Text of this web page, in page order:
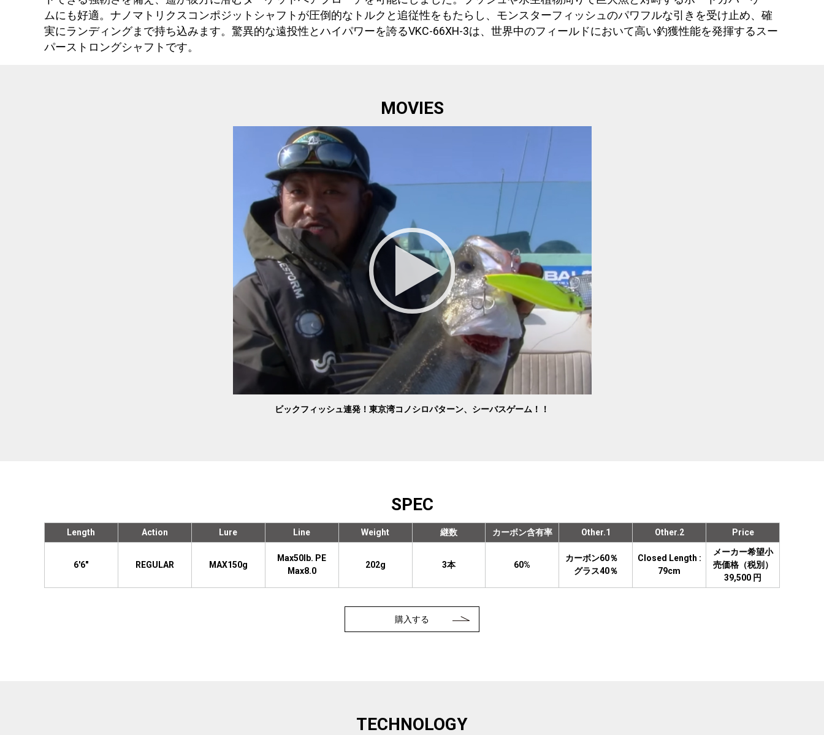
ムにも好適。ナノマトリクスコンポジットシャフトが圧倒的なトルクと追従性をもたらし、モンスターフィッシュのパワフルな引きを受け止め、確
実にランディングまで持ち込みます。驚異的な遠投性とハイパワーを誇るVKC-66XH-3は、世界中のフィールドにおいて高い釣獲性能を発揮するスー
パーストロングシャフトです。
MOVIES
ビックフィッシュ連発！東京湾コノシロパターン、シーバスゲーム！！
SPEC
Length
6'6"
Action
REGULAR
Lure
MAX150g
Line
Max50lb. PE
Max8.0
Weight
202g
継数
3本
カーボン含有率
60%
Other.1
カーボン60％
グラス40％
Other.2
Closed Length :
79cm
Price
メーカー希望小
売価格（税別）
39,500 円
購入する
TECHNOLOGY